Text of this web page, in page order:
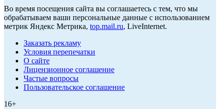
Во время посещения сайта вы соглашаетесь с тем, что мы
обрабатываем ваши персональные данные с использованием
метрик Яндекс Метрика, top.mail.ru, LiveInternet.
Заказать рекламу
Условия перепечатки
О сайте
Лицензионное соглашение
Частые вопросы
Пользовательское соглашение
16+